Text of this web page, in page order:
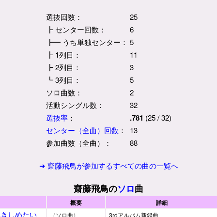
選抜回数：
25
┣ センター回数：
6
┣━ うち単独センター： 5
┣ 1列目：
11
┣ 2列目：
3
┗ 3列目：
5
ソロ曲数：
2
活動シングル数：
32
選抜率： .781 (25 / 32)
センター（全曲）回数 ：
13
参加曲数（全曲）：
88
➜ 齋藤飛鳥が参加するすべての曲の一覧へ
齋藤飛鳥のソロ曲
概要 詳細
しめたい （ソロ曲） 3rdアルバム新録曲